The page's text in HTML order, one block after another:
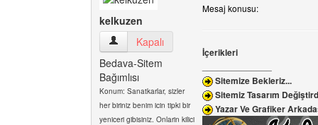
kelkuzen
kelkuzen Kullanıcının profilini görüntüle
Kapalı
Bedava-Sitem
Bağımlısı
Konum: Sanatkarlar, sizler
her biriniz benim icin tipki bir
yeniceri gibisiniz. Onlarin kilici
Mesaj konusu:
İçerikleri
Sitemize Bekleriz...
Sitemiz Tasarım
Yazar Ve Grafiker